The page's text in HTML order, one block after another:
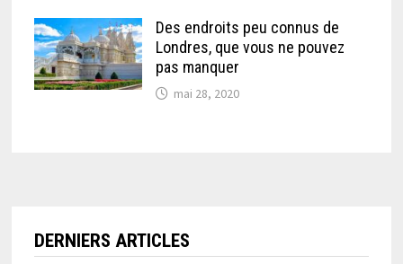
Des endroits peu connus de
Londres, que vous ne pouvez
pas manquer
mai 28, 2020
DERNIERS ARTICLES